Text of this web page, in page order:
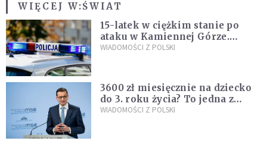
WIĘCEJ W:ŚWIAT
15-latek w ciężkim stanie po
ataku w Kamiennej Górze.
Policja zatrzymała dwóch
WIADOMOŚCI Z POLSKI
3600 zł miesięcznie na dziecko
do 3. roku życia? To jedna z
propozycji programu "Rozwój
WIADOMOŚCI Z POLSKI